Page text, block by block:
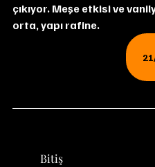
çıkıyor. Meşe etkisi ve
orta, yapı rafine.
	Bitiş